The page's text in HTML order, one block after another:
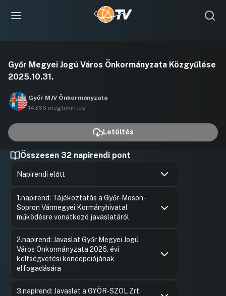
lejátszása
Győr Megyei Jogú Város Önkormányzata Közgyűlése
2025.10.31.
Győr MJV Önkormányzata
14366 megtekintés
Letöltés
Összesen 32 napirendi pont
Napirendi előtt
1.napirend: Tájékoztatás a Győr-Moson-
Sopron Vármegyei Kormányhivatal
működésre vonatkozó javaslatáról
2.napirend: Javaslat Győr Megyei Jogú
Város Önkormányzata 2026. évi
költségvetési koncepciójának
elfogadására
Ugrás a napirendi pontra
3.napirend: Javaslat a GYÖR-SZOL Zrt.